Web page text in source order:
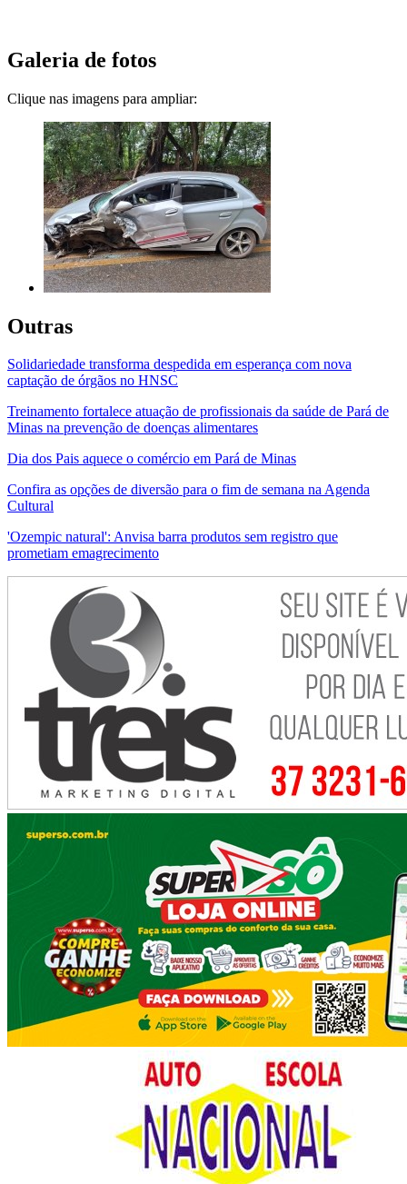
Galeria de fotos
Clique nas imagens para ampliar:
Outras
Solidariedade transforma despedida em esperança com nova
captação de órgãos no HNSC
Treinamento fortalece atuação de profissionais da saúde de Pará de
Minas na prevenção de doenças alimentares
Dia dos Pais aquece o comércio em Pará de Minas
Confira as opções de diversão para o fim de semana na Agenda
Cultural
'Ozempic natural': Anvisa barra produtos sem registro que
prometiam emagrecimento